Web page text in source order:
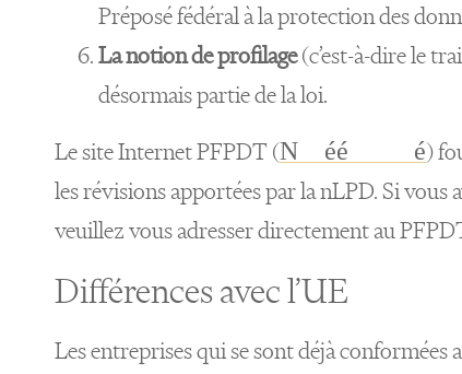
Préposé fédéral à la protection des
La notion de profilage(c’est-à-dire le
désormais partie de la loi.
Le site Internet PFPDT (Nouvelle loi fédérale sur la protection des données)
les révisions apportées par la nLPD. Si vous
veuillez vous adresser directement au
Différences avec l’UE
Les entreprises qui se sont déjà conformées